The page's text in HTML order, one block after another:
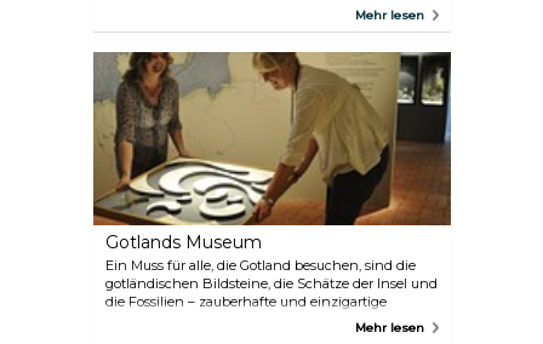
Mehr lesen
Gotlands Museum
Ein Muss für alle, die Gotland besuchen, sind die
gotländischen Bildsteine, die Schätze der Insel und
die Fossilien – zauberhafte und einzigartige
Sehenswürdigkeiten. Buchen Sie eine Tour durch
Mehr lesen